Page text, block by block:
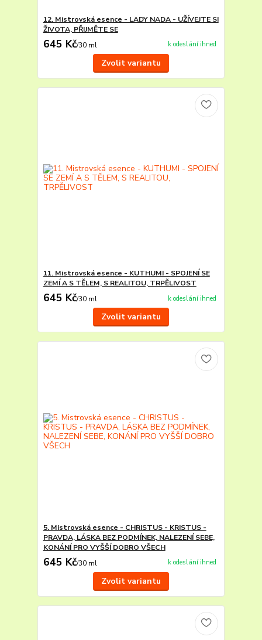
12. Mistrovská esence - LADY NADA - UŽÍVEJTE SI
ŽIVOTA, PŘIJMĚTE SE
645 Kč/30 ml k odeslání ihned
Zvolit variantu
11. Mistrovská esence - KUTHUMI - SPOJENÍ SE
ZEMÍ A S TĚLEM, S REALITOU, TRPĚLIVOST
645 Kč/30 ml k odeslání ihned
Zvolit variantu
5. Mistrovská esence - CHRISTUS - KRISTUS -
PRAVDA, LÁSKA BEZ PODMÍNEK, NALEZENÍ SEBE,
KONÁNÍ PRO VYŠŠÍ DOBRO VŠECH
645 Kč/30 ml k odeslání ihned
Zvolit variantu